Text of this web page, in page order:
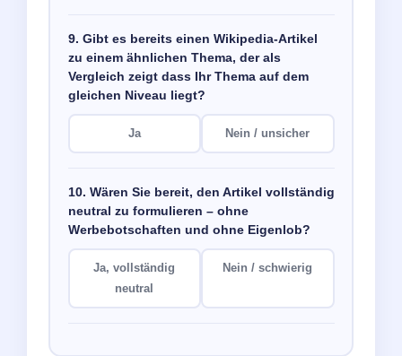
9. Gibt es bereits einen Wikipedia-Artikel
zu einem ähnlichen Thema, der als
Vergleich zeigt dass Ihr Thema auf dem
gleichen Niveau liegt?
Ja Nein / unsicher
10. Wären Sie bereit, den Artikel vollständig
neutral zu formulieren – ohne
Werbebotschaften und ohne Eigenlob?
Ja, vollständig
neutral
Nein / schwierig